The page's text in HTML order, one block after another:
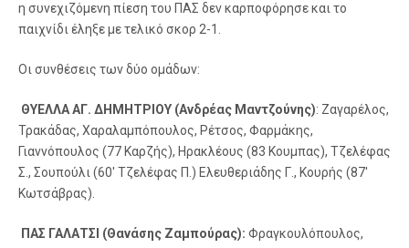
η συνεχιζόμενη πίεση του ΠΑΣ δεν καρποφόρησε και το
παιχνίδι έληξε με τελικό σκορ 2-1.
Οι συνθέσεις των δύο ομάδων:
ΘΥΕΛΛΑ ΑΓ. ΔΗΜΗΤΡΙΟΥ (Ανδρέας Μαντζούνης): Ζαγαρέλος,
Τρακάδας, Χαραλαμπόπουλος, Ρέτσος, Φαρμάκης,
Γιαννόπουλος (77 Καρζής), Ηρακλέους (83 Κουμπας), Τζελέφας
Σ., Σουπούλι (60′ Τζελέφας Π.) Ελευθεριάδης Γ., Κουρής (87′
Κωτσάβρας).
ΠΑΣ ΓΑΛΑΤΣΙ (Θανάσης Ζαμπούρας): Φραγκουλόπουλος,